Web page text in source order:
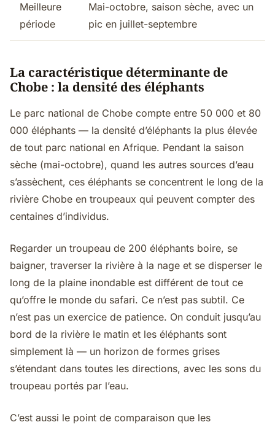
Meilleure
période
Mai-octobre, saison sèche, avec un
pic en juillet-septembre
La caractéristique déterminante de
Chobe : la densité des éléphants
Le parc national de Chobe compte entre 50 000 et 80
000 éléphants — la densité d’éléphants la plus élevée
de tout parc national en Afrique. Pendant la saison
sèche (mai-octobre), quand les autres sources d’eau
s’assèchent, ces éléphants se concentrent le long de la
rivière Chobe en troupeaux qui peuvent compter des
centaines d’individus.
Regarder un troupeau de 200 éléphants boire, se
baigner, traverser la rivière à la nage et se disperser le
long de la plaine inondable est différent de tout ce
qu’offre le monde du safari. Ce n’est pas subtil. Ce
n’est pas un exercice de patience. On conduit jusqu’au
bord de la rivière le matin et les éléphants sont
simplement là — un horizon de formes grises
s’étendant dans toutes les directions, avec les sons du
troupeau portés par l’eau.
C’est aussi le point de comparaison que les